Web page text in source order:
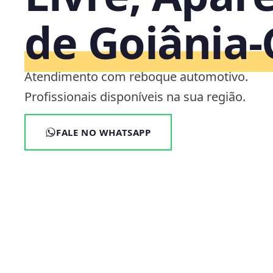
de
Atendimento com reboque automotivo.
Profissionais disponíveis na sua região.
FALE NO WHATSAPP